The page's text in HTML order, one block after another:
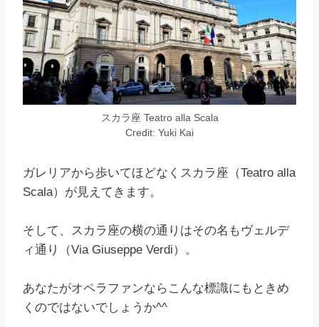
スカラ座 Teatro alla Scala
Credit: Yuki Kai
ガレリアから歩いてほどなくスカラ座（Teatro alla
Scala）が見えてきます。
そして、スカラ座の横の通りはその名もヴェルデ
ィ通り（Via Giuseppe Verdi）。
あなたがオペラファンならこんな標識にもときめ
くのではないでしょうか^^